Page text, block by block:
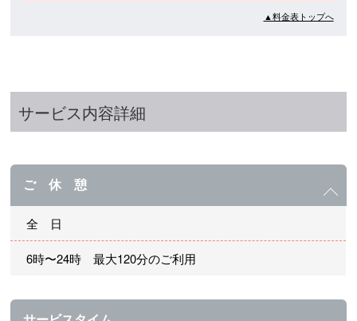
▲料金表トップへ
サービス内容詳細
ご 休 憩
全 日
6時〜24時 最大120分のご利用